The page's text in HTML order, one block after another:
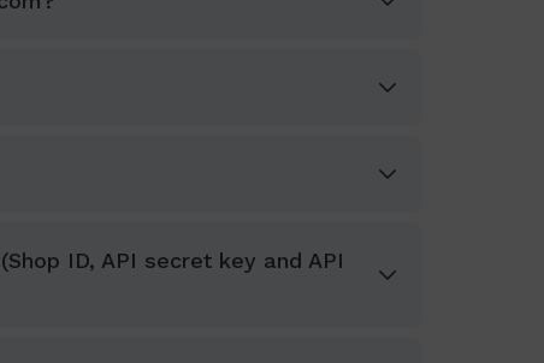
ID, API secret key and API